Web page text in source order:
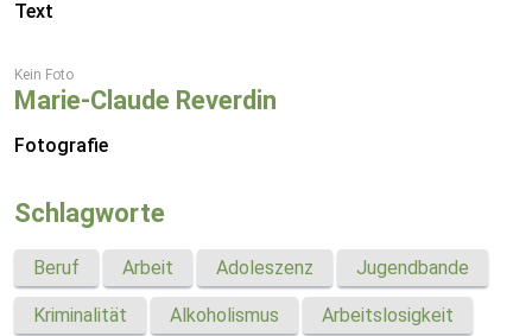
Text
Kein Foto
Marie-Claude Reverdin
Fotografie
Schlagworte
Beruf Arbeit Adoleszenz Jugendbande
Kriminalität Alkoholismus Arbeitslosigkeit